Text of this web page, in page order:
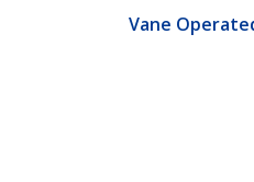
Vane